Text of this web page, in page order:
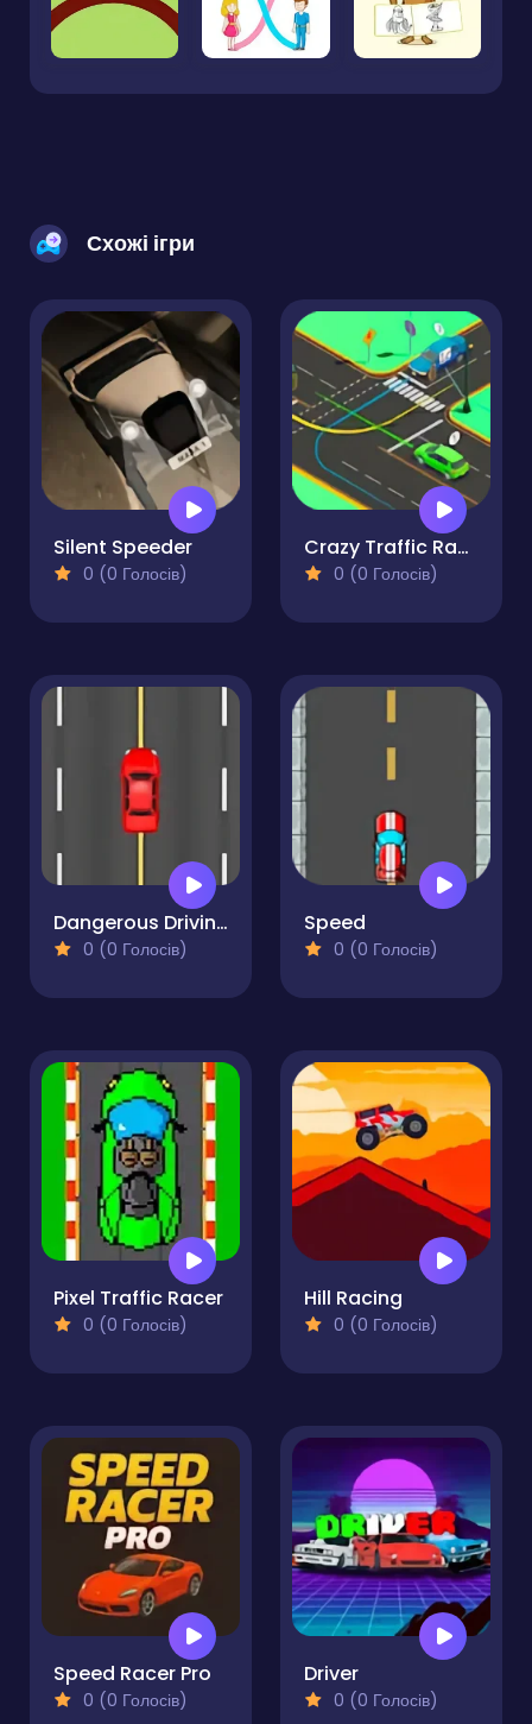
Схожі ігри
Silent Speeder
0 (0 Голосів)
Crazy Traffic Racer Online
0 (0 Голосів)
Dangerous Driving
0 (0 Голосів)
Speed
0 (0 Голосів)
Pixel Traffic Racer
0 (0 Голосів)
Hill Racing
0 (0 Голосів)
Speed Racer Pro
0 (0 Голосів)
Driver
0 (0 Голосів)